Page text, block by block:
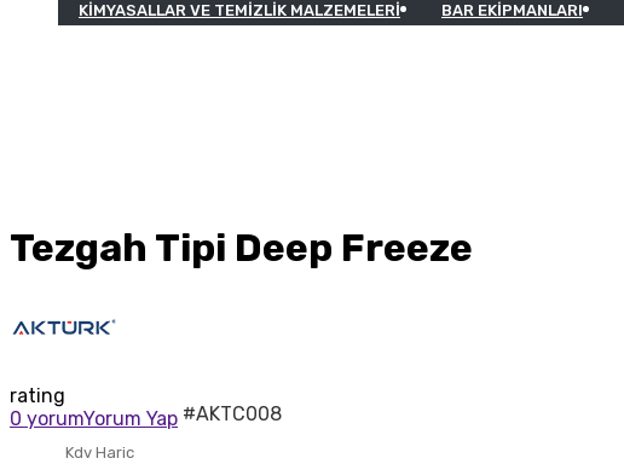
KIMYASALLAR VE TEMIZLIK MALZEMELERI BAR EKIPMANLARI
Tezgah Tipi Deep Freeze
rating
0 yorumYorum Yap #AKTC008
Kdv Haric